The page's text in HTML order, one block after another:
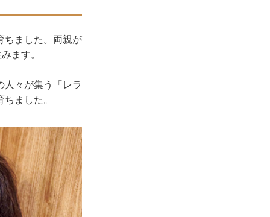
ちました。両親が
ます。
人々が集う「レラ
ました。